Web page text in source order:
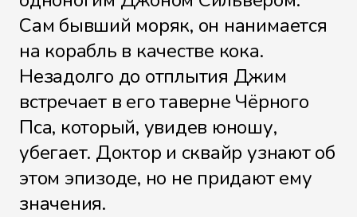
Сам бывший моряк, он нанимается
на корабль в качестве кока.
Незадолго до отплытия Джим
встречает в его таверне Чёрного
Пса, который, увидев юношу,
убегает. Доктор и сквайр узнают об
этом эпизоде, но не придают ему
значения.